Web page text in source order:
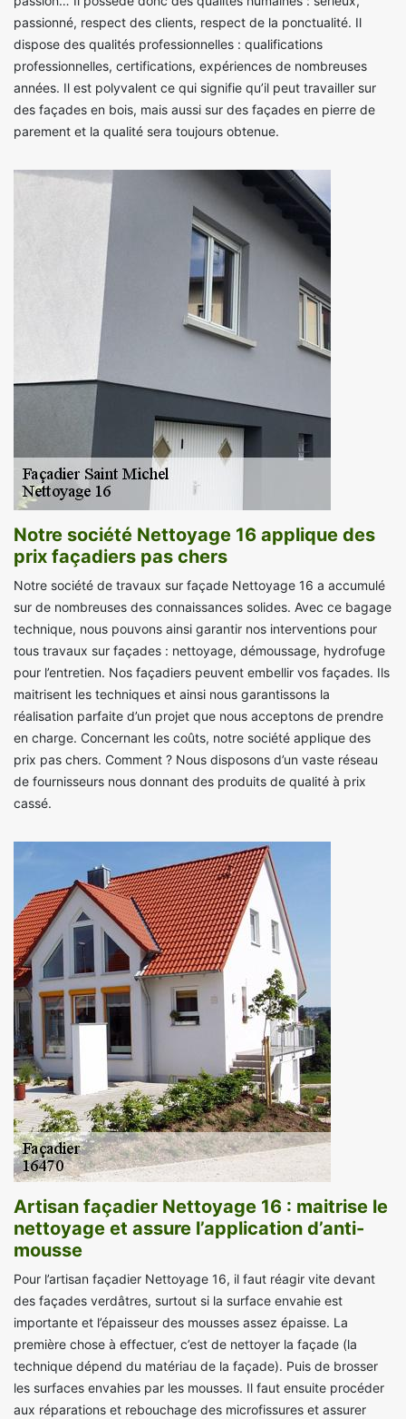
passionné, respect des clients, respect de la ponctualité. Il
dispose des qualités professionnelles : qualifications
professionnelles, certifications, expériences de nombreuses
années. Il est polyvalent ce qui signifie qu’il peut travailler sur
des façades en bois, mais aussi sur des façades en pierre de
parement et la qualité sera toujours obtenue.
Notre société Nettoyage 16 applique des
prix façadiers pas chers
Notre société de travaux sur façade Nettoyage 16 a accumulé
sur de nombreuses des connaissances solides. Avec ce bagage
technique, nous pouvons ainsi garantir nos interventions pour
tous travaux sur façades : nettoyage, démoussage, hydrofuge
pour l’entretien. Nos façadiers peuvent embellir vos façades. Ils
maitrisent les techniques et ainsi nous garantissons la
réalisation parfaite d’un projet que nous acceptons de prendre
en charge. Concernant les coûts, notre société applique des
prix pas chers. Comment ? Nous disposons d’un vaste réseau
de fournisseurs nous donnant des produits de qualité à prix
cassé.
Artisan façadier Nettoyage 16 : maitrise le
nettoyage et assure l’application d’anti-
mousse
Pour l’artisan façadier Nettoyage 16, il faut réagir vite devant
des façades verdâtres, surtout si la surface envahie est
importante et l’épaisseur des mousses assez épaisse. La
première chose à effectuer, c’est de nettoyer la façade (la
technique dépend du matériau de la façade). Puis de brosser
les surfaces envahies par les mousses. Il faut ensuite procéder
aux réparations et rebouchage des microfissures et assurer